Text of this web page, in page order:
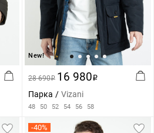
New!
28 690i 16 980i
Парка Vizani
48 50 52 54 56 58
-40%